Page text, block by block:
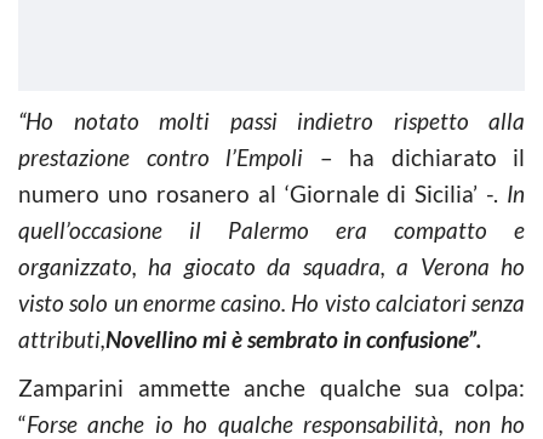
“Ho notato molti passi indietro rispetto alla
prestazione contro l’Empoli – ha dichiarato il
numero uno rosanero al ‘Giornale di Sicilia’ -. In
quell’occasione il Palermo era compatto e
organizzato, ha giocato da squadra, a Verona ho
visto solo un enorme casino. Ho visto calciatori senza
attributi,Novellino mi è sembrato in confusione”.
Zamparini ammette anche qualche sua colpa:
“Forse anche io ho qualche responsabilità, non ho